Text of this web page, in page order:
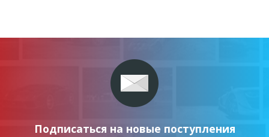
Подписаться на новые поступления